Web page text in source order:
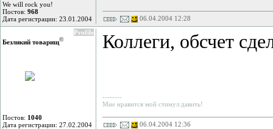
We will rock you!
Постов: 968
Дата регистрации: 23.01.2004
06.04.2004 12:28
Profile
Безликий товарищ©
Постов: 1040
Дата регистрации: 27.02.2004
Коллеги, обсчет
--------
Мне нравится мой стимул давить!
06.04.2004 12:36